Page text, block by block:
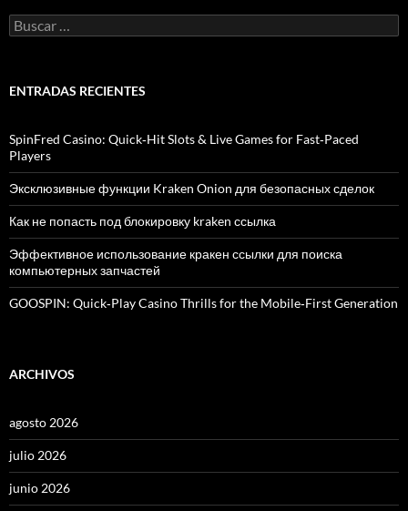
B
u
a
ENTRADAS RECIENTES
SpinFred Casino: Quick‑Hit Slots & Live Games for Fast‑Paced
Players
Эксклюзивные функции Kraken Onion для безопасных сделок
Как не попасть под блокировку kraken ссылка
Эффективное использование кракен ссылки для поиска
компьютерных запчастей
GOOSPIN: Quick‑Play Casino Thrills for the Mobile‑First Generation
ARCHIVOS
agosto 2026
julio 2026
junio 2026